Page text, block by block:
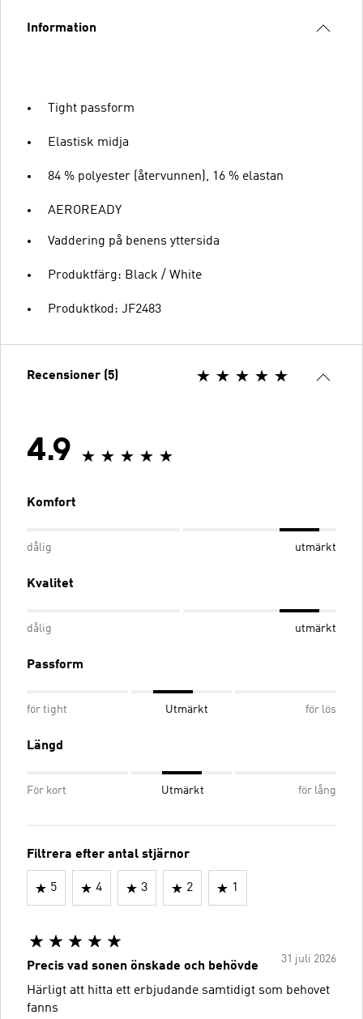
Information
Tight passform
Elastisk midja
84 % polyester (återvunnen), 16 % elastan
AEROREADY
Vaddering på benens yttersida
Produktfärg: Black / White
Produktkod: JF2483
Recensioner (5)
4.9
Komfort
dålig utmärkt
Kvalitet
dålig utmärkt
Passform
för tight Utmärkt för lös
Längd
För kort Utmärkt för lång
Filtrera efter antal stjärnor
5 4 3 2 1
31 juli 2026
Precis vad sonen önskade och behövde
Härligt att hitta ett erbjudande samtidigt som behovet
fanns